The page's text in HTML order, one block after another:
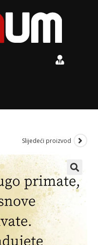
Slijedeći proizvod